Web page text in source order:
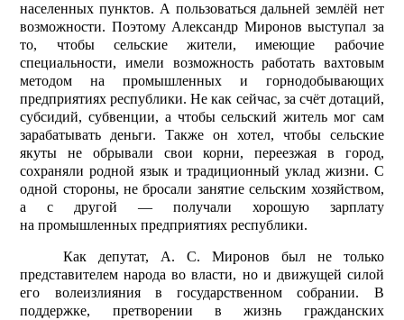
населенных пунктов. А пользоваться дальней землёй нет
возможности. Поэтому Александр Миронов выступал за
то, чтобы сельские жители, имеющие рабочие
специальности, имели возможность работать вахтовым
методом на промышленных и горнодобывающих
предприятиях республики. Не как сейчас, за счёт дотаций,
субсидий, субвенции, а чтобы сельский житель мог сам
зарабатывать деньги. Также он хотел, чтобы сельские
якуты не обрывали свои корни, переезжая в город,
сохраняли родной язык и традиционный уклад жизни. С
одной стороны, не бросали занятие сельским хозяйством,
а с другой — получали хорошую зарплату
на промышленных предприятиях республики.
Как депутат, А. С. Миронов был не только
представителем народа во власти, но и движущей силой
его волеизлияния в государственном собрании. В
поддержке, претворении в жизнь гражданских